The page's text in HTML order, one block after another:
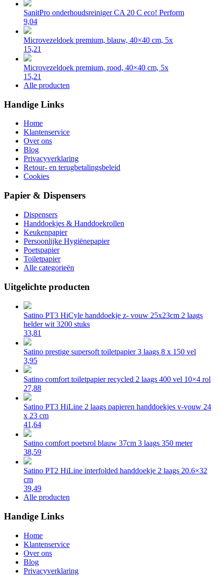
SanitPro onderhoudsreiniger CA 20 C eco! Perform
9,04
Microvezeldoek premium, blauw, 40×40 cm, 5x
15,21
Microvezeldoek premium, rood, 40×40 cm, 5x
15,21
Alle producten
Handige Links
Home
Klantenservice
Over ons
Blog
Privacyverklaring
Retour- en terugbetalingsbeleid
Cookies
Papier & Dispensers
Dispensers
Handdoekjes & Handdoekrollen
Keukenpapier
Persoonlijke Hygiënepapier
Poetspapier
Toiletpapier
Alle categorieën
Uitgelichte producten
Satino PT3 HiCyle handdoekje z- vouw 25x23cm 2 laags
helder wit 3200 stuks
33,81
Satino prestige supersoft toiletpapier 3 laags 8 x 150 vel
3,95
Satino comfort toiletpapier recycled 2 laags 400 vel 10×4 rol
27,88
Satino PT3 HiLine 2 laags papieren handdoekjes v-vouw 24
x 23 cm
41,64
Satino comfort poetsrol blauw 37cm 3 laags 350 meter
38,59
Satino PT2 HiLine interfolded handdoekje 2 laags 20.6×32
cm
39,49
Alle producten
Handige Links
Home
Klantenservice
Over ons
Blog
Privacyverklaring